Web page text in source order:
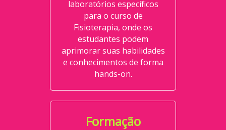
laboratórios específicos
para o curso de
Fisioterapia, onde os
estudantes podem
aprimorar suas habilidades
e conhecimentos de forma
hands-on.
Formação